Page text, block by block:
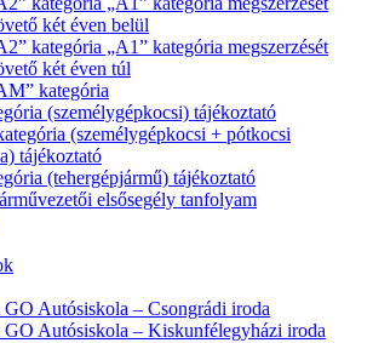
két éven belül
kategória „A1” kategória megszerzését
két éven túl
kategória
(személygépkocsi) tájékoztató
(személygépkocsi + pótkocsi
tájékoztató
(tehergépjármű) tájékoztató
elsősegély tanfolyam
Autósiskola – Csongrádi iroda
Autósiskola – Kiskunfélegyházi iroda